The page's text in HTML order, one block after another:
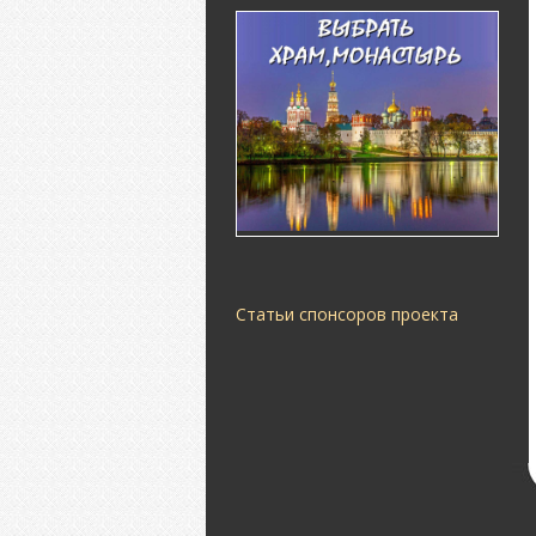
Статьи спонсоров проекта